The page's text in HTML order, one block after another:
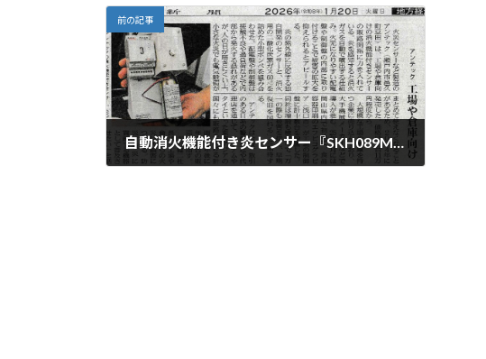
前の記事
自動消火機能付き炎センサー『SKH089MO』が新聞に掲載されました